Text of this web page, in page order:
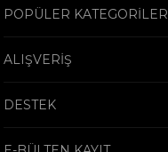
POPÜLER KATEGORİLER
ALIŞVERİŞ
DESTEK